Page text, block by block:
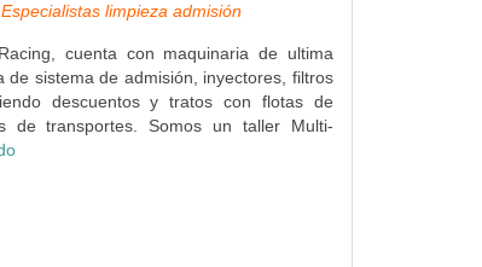
limpieza admisión
cuenta con maquinaria de ultima
de sistema de admisión, inyectores, filtros
descuentos y tratos con flotas de
de transportes. Somos un taller Multi-